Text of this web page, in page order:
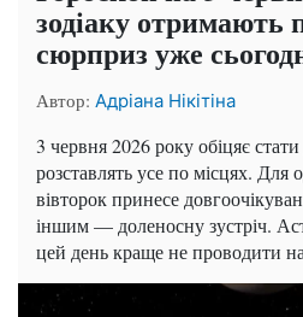
зодіаку отримають
сюрприз уже
Автор: Адріана Нікітіна
3 червня 2026 року обіцяє
розставлять усе по місцях. Для
вівторок принесе
іншим — доленосну зустріч.
цей день краще не проводити